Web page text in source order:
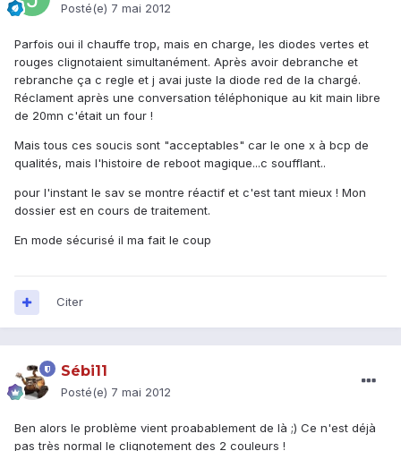
Posté(e) 7 mai 2012
Parfois oui il chauffe trop, mais en charge, les diodes vertes et
rouges clignotaient simultanément. Après avoir debranche et
rebranche ça c regle et j avai juste la diode red de la chargé.
Réclament après une conversation téléphonique au kit main libre
de 20mn c'était un four !
Mais tous ces soucis sont "acceptables" car le one x à bcp de
qualités, mais l'histoire de reboot magique...c soufflant..
pour l'instant le sav se montre réactif et c'est tant mieux ! Mon
dossier est en cours de traitement.
En mode sécurisé il ma fait le coup
Citer
Sébi11
Posté(e) 7 mai 2012
Ben alors le problème vient proabablement de là ;) Ce n'est déjà
pas très normal le clignotement des 2 couleurs !